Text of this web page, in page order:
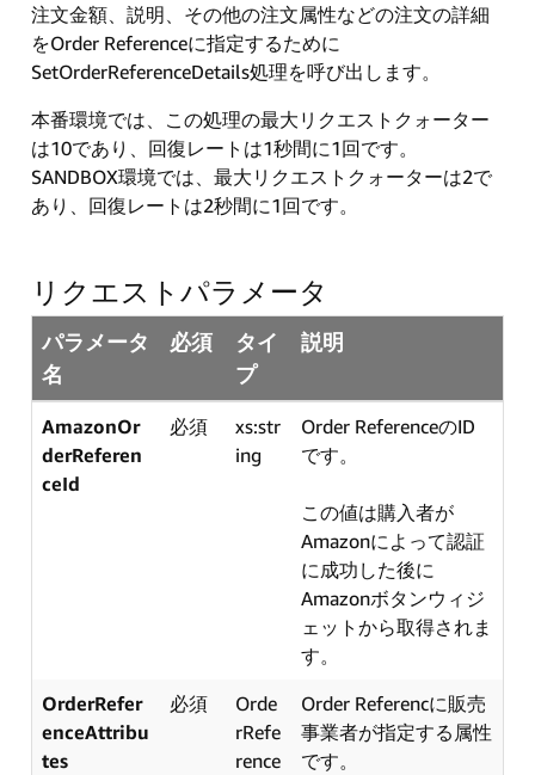
注文金額、説明、その他の注文属性などの注文の詳細
をOrder Referenceに指定するために
SetOrderReferenceDetails処理を呼び出します。
本番環境では、この処理の最大リクエストクォーター
は10であり、回復レートは1秒間に1回です。
SANDBOX環境では、最大リクエストクォーターは2で
あり、回復レートは2秒間に1回です。
リクエストパラメータ
パラメータ
名
必須
タイ
プ
説明
AmazonOr
derReferen
ceId
必須
xs:str
ing
Order ReferenceのID
です。
この値は購入者が
Amazonによって認証
に成功した後に
Amazonボタンウィジ
ェットから取得されま
す。
OrderRefer
enceAttribu
tes
必須
Orde
rRefe
rence
Order Referencに販売
事業者が指定する属性
です。